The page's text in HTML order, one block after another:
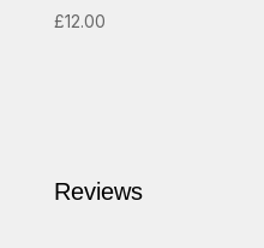
Detroit
£12.00
Reviews